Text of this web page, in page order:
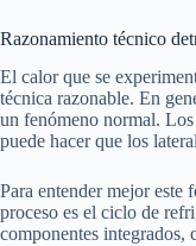
Razonamiento técnico
El calor que se
técnica razonable. En
un fenómeno normal.
puede hacer que los
Para entender mejor este
proceso es el ciclo de
componentes integrados,